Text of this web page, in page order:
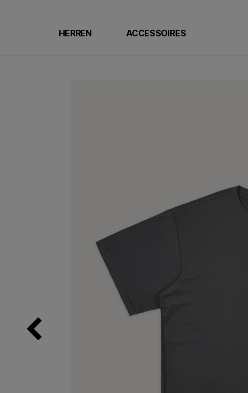
HERREN ACCESSOIRES